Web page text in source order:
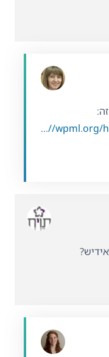
https://wpml.org/home/contact-us/contact-form/